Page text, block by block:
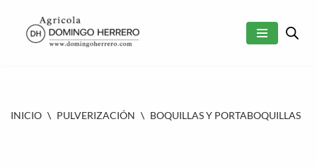
SALTAR
INICIO \ PULVERIZACIÓN \ BOQUILLAS Y PORTABOQUILLAS